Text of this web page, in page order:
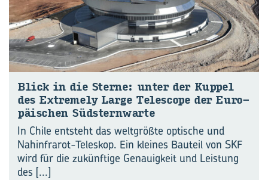
Blick in die Ster­ne: unter der Kup­pel
des Ex­tre­me­ly Large Te­lescope der Eu­ro­
päi­schen Süd­stern­war­te
In Chile entsteht das weltgrößte optische und
Nahinfrarot-Teleskop. Ein kleines Bauteil von SKF
wird für die zukünftige Genauigkeit und Leistung
des [...]